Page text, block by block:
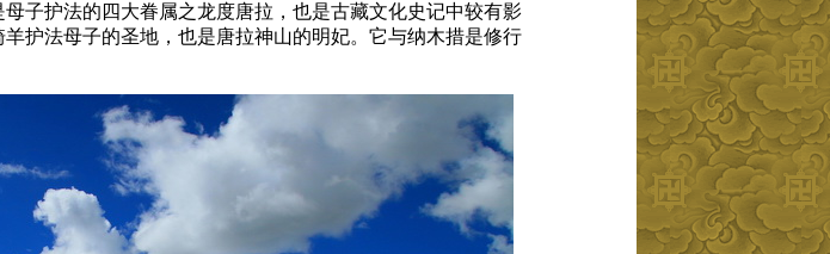
子护法的四大眷属之龙度唐拉，也是古藏文化史记中较有影
护法母子的圣地，也是唐拉神山的明妃。它与纳木措是修行